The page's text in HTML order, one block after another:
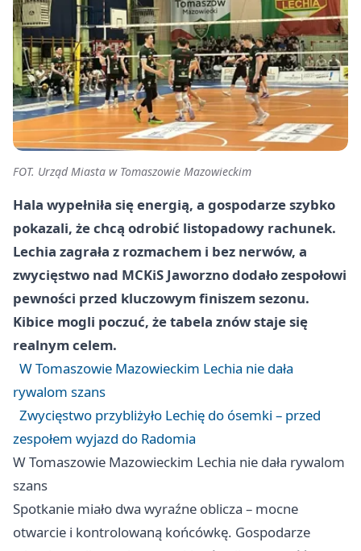
FOT. Urząd Miasta w Tomaszowie Mazowieckim
Hala wypełniła się energią, a gospodarze szybko
pokazali, że chcą odrobić listopadowy rachunek.
Lechia zagrała z rozmachem i bez nerwów, a
zwycięstwo nad MCKiS Jaworzno dodało zespołowi
pewności przed kluczowym finiszem sezonu.
Kibice mogli poczuć, że tabela znów staje się
realnym celem.
W Tomaszowie Mazowieckim Lechia nie dała
rywalom szans
Zwycięstwo przybliżyło Lechię do ósemki – przed
zespołem wyjazd do Radomia
W Tomaszowie Mazowieckim Lechia nie dała rywalom
szans
Spotkanie miało dwa wyraźne oblicza – mocne
otwarcie i kontrolowaną końcówkę. Gospodarze